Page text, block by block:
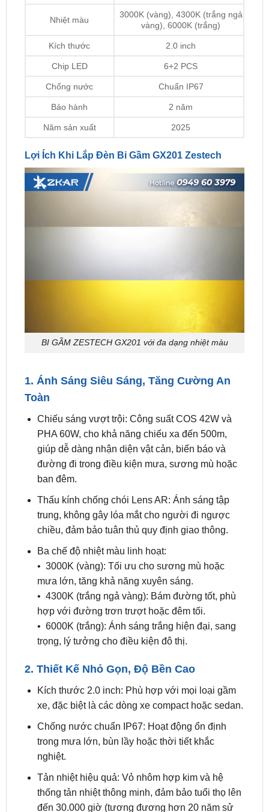
Kích thước 2.0 inch
Lợi Ích Khi Lắp Đèn Bi Gầm GX201 Zestech
BI GẦM ZESTECH GX201 với đa dạng nhiệt màu
1. Ánh Sáng Siêu Sáng, Tăng Cường An
Chiếu sáng vượt trội: Công suất COS 42W và
PHA 60W, cho khả năng chiếu xa đến 500m,
giúp dễ dàng nhận diện vật cản, biển báo và
đường đi trong điều kiện mưa, sương mù hoặc
ban đêm.
Thấu kính chống chói Lens AR: Ánh sáng tập
trung, không gây lóa mắt cho người đi ngược
chiều, đảm bảo tuân thủ quy định giao thông.
Ba chế độ nhiệt màu linh hoạt:
• 3000K (vàng): Tối ưu cho sương mù hoặc
mưa lớn, tăng khả năng xuyên sáng.
• 4300K (trắng ngả vàng): Bám đường tốt, phù
hợp với đường trơn trượt hoặc đêm tối.
• 6000K (trắng): Ánh sáng trắng hiện đại, sang
trọng, lý tưởng cho điều kiện đô thị.
2. Thiết Kế Nhỏ Gọn, Độ Bền Cao
xe, đặc biệt là các dòng xe compact hoặc sedan.
Chống nước chuẩn IP67: Hoạt động ổn định
trong mưa lớn, bùn lầy hoặc thời tiết khắc
nghiệt.
Tản nhiệt hiệu quả: Vỏ nhôm hợp kim và hệ
thống tản nhiệt thông minh, đảm bảo tuổi thọ lên
đến 30.000 giờ (tương đương hơn 20 năm sử
dụng).